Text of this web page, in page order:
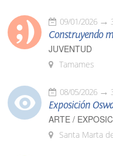
09/01/2026
Construyendo
JUVENTUD
Tamames
08/05/2026
Exposición
ARTE /
Santa Marta